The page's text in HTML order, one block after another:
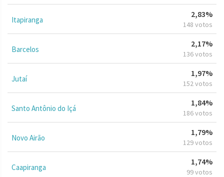
Itapiranga
2,83%
148 votos
Barcelos
2,17%
136 votos
Jutaí
1,97%
152 votos
Santo Antônio do Içá
1,84%
186 votos
Novo Airão
1,79%
129 votos
Caapiranga
1,74%
99 votos